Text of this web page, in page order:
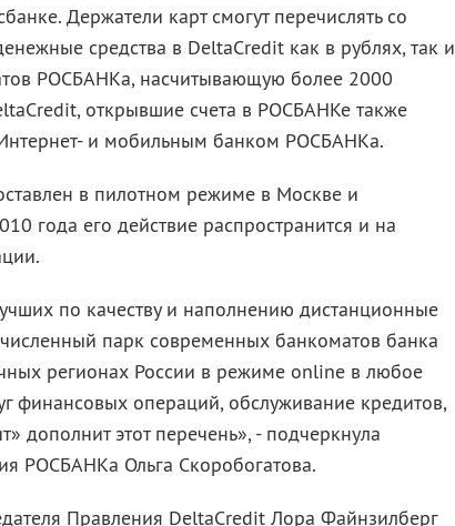
Держатели карт смогут перечислять со
средства в DeltaCredit как в рублях, так и
РОСБАНКа, насчитывающую более 2000
открывшие счета в РОСБАНКе также
Интернет- и мобильным банком РОСБАНКа.
в пилотном режиме в Москве и
года его действие распространится и на
по качеству и наполнению дистанционные
парк современных банкоматов банка
регионах России в режиме online в любое
финансовых операций, обслуживание кредитов,
дополнит этот перечень», - подчеркнула
РОСБАНКа Ольга Скоробогатова.
Правления DeltaCredit Лора Файнзилберг